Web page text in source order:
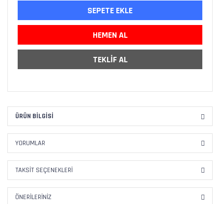
SEPETE EKLE
HEMEN AL
TEKLİF AL
ÜRÜN BILGISI
YORUMLAR
TAKSIT SEÇENEKLERI
ÖNERILERINIZ